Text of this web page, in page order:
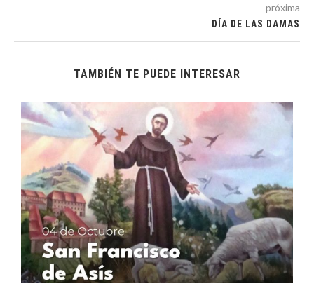
próxima
DÍA DE LAS DAMAS
TAMBIÉN TE PUEDE INTERESAR